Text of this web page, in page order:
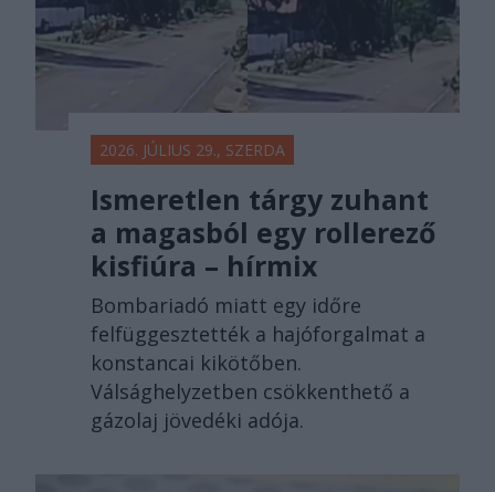
2026. JÚLIUS 29., SZERDA
Ismeretlen tárgy zuhant
a magasból egy rollerező
kisfiúra – hírmix
Bombariadó miatt egy időre
felfüggesztették a hajóforgalmat a
konstancai kikötőben.
Válsághelyzetben csökkenthető a
gázolaj jövedéki adója.